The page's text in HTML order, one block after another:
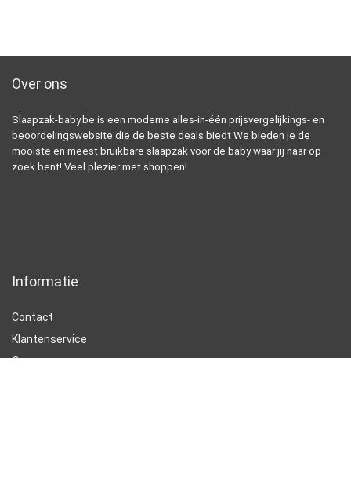
Over ons
Slaapzak-baby.be is een moderne alles-in-één prijsvergelijkings- en
beoordelingswebsite die de beste deals biedt We bieden je de
mooiste en meest bruikbare slaapzak voor de baby waar jij naar op
zoek bent! Veel plezier met shoppen!
Informatie
Contact
Klantenservice
Over ons